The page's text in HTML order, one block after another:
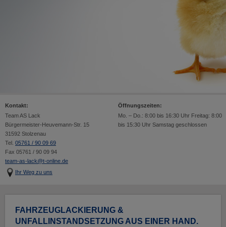
Kontakt:
Team AS Lack
Bürgermeister-Heuvemann-Str. 15
31592 Stolzenau
Tel. 05761 / 90 09 69
Fax 05761 / 90 09 94
team-as-lack@t-online.de
Ihr Weg zu uns
Öffnungszeiten:
Mo. – Do.: 8:00 bis 16:30 Uhr Freitag: 8:00
bis 15:30 Uhr Samstag geschlossen
FAHRZEUGLACKIERUNG &
UNFALLINSTANDSETZUNG AUS EINER HAND.